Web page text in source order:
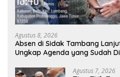
Agustus 8, 2026
Absen di Sidak Tambang
Ungkap Agenda yang Sudah
Agustus 7, 2026